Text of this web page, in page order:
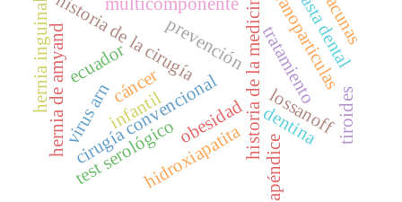
historia de la medicina
cirugía convencional
historia de la cirugía
ecuador
obesidad
infantil
prevencióntratamiento
nanoparticulas
hidroxiapatita dentina
pasta dental
test serológico
hernia de amyand
apéndice
hernia inguinal lossanoff
virus arn
vacunas
cáncer
tiroides